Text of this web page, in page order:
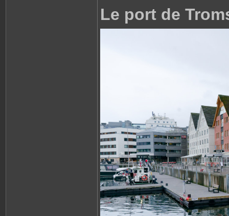
Le port de